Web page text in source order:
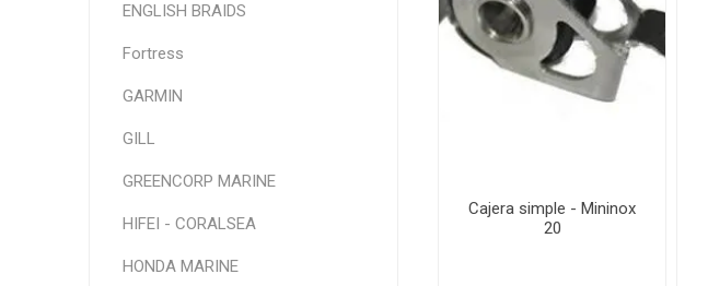
Cajera simple - Mininox
20
ENGLISH BRAIDS
Fortress
GARMIN
GILL
GREENCORP MARINE
HIFEI - CORALSEA
HONDA MARINE